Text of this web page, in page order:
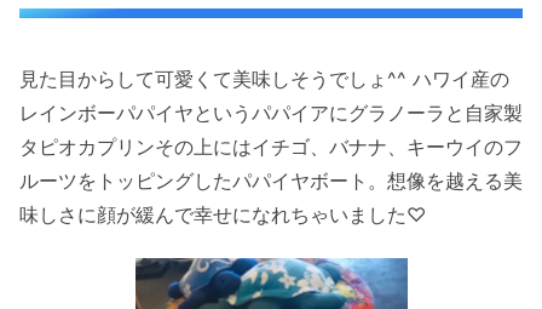
見た目からして可愛くて美味しそうでしょ^^ ハワイ産の
レインボーパパイヤというパパイアにグラノーラと自家製
タピオカプリンその上にはイチゴ、バナナ、キーウイのフ
ルーツをトッピングしたパパイヤボート。想像を越える美
味しさに顔が緩んで幸せになれちゃいました♡